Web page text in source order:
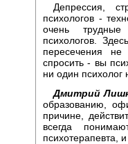
Депрессия,
психологов -
очень трудные
психологов.
пересечения не
спросить - вы
ни один психолог
Дмитрий
образованию,
причине,
всегда
психотерапевта,